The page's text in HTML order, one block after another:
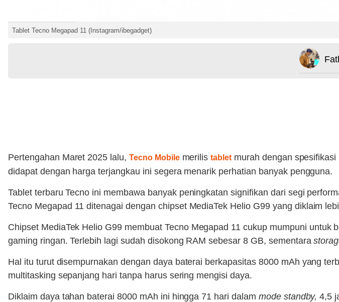
Tablet Tecno Megapad 11 (Instagram/ibegadget)
Pertengahan Maret 2025 lalu, Tecno Mobilemerilistabletmurah dengan
didapat dengan harga terjangkau ini segera menarik perhatian banyak pengguna.
Tablet terbaru Tecno ini membawa banyak peningkatan signifikan dari segi
Tecno Megapad 11 ditenagai dengan chipset MediaTek Helio G99 yang diklaim
Chipset MediaTek Helio G99 membuat Tecno Megapad 11 cukup mumpuni
gaming ringan. Terlebih lagi sudah disokong RAM sebesar 8 GB, sementara
Hal itu turut disempurnakan dengan daya baterai berkapasitas 8000 mAh yang
multitasking sepanjang hari tanpa harus sering mengisi daya.
Diklaim daya tahan baterai 8000 mAh ini hingga 71 hari dalam mode standby, 4,5